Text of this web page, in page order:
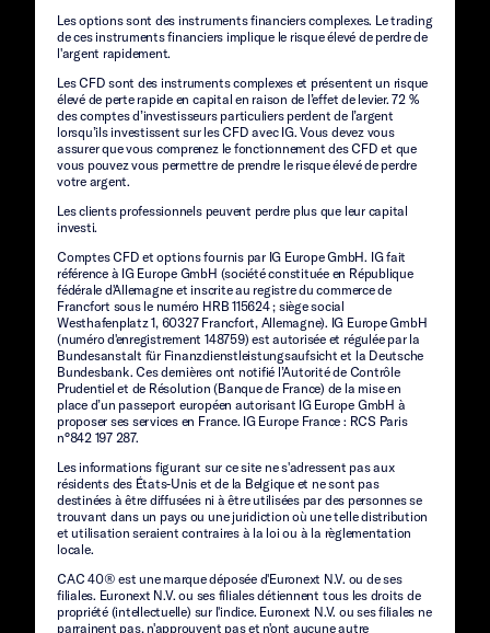
Les options sont des instruments financiers complexes. Le trading
de ces instruments financiers implique le risque élevé de perdre de
l'argent rapidement.
Les CFD sont des instruments complexes et présentent un risque
élevé de perte rapide en capital en raison de l’effet de levier. 72 %
des comptes d’investisseurs particuliers perdent de l’argent
lorsqu’ils investissent sur les CFD avec IG. Vous devez vous
assurer que vous comprenez le fonctionnement des CFD et que
vous pouvez vous permettre de prendre le risque élevé de perdre
votre argent.
Les clients professionnels peuvent perdre plus que leur capital
investi.
Comptes CFD et options fournis par IG Europe GmbH. IG fait
référence à IG Europe GmbH (société constituée en République
fédérale d'Allemagne et inscrite au registre du commerce de
Francfort sous le numéro HRB 115624 ; siège social
Westhafenplatz 1, 60327 Francfort, Allemagne). IG Europe GmbH
(numéro d'enregistrement 148759) est autorisée et régulée par la
Bundesanstalt für Finanzdienstleistungsaufsicht et la Deutsche
Bundesbank. Ces dernières ont notifié l’Autorité de Contrôle
Prudentiel et de Résolution (Banque de France) de la mise en
place d’un passeport européen autorisant IG Europe GmbH à
proposer ses services en France. IG Europe France : RCS Paris
n°842 197 287.
Les informations figurant sur ce site ne s'adressent pas aux
résidents des États-Unis et de la Belgique et ne sont pas
destinées à être diffusées ni à être utilisées par des personnes se
trouvant dans un pays ou une juridiction où une telle distribution
et utilisation seraient contraires à la loi ou à la règlementation
locale.
CAC 40® est une marque déposée d'Euronext N.V. ou de ses
filiales. Euronext N.V. ou ses filiales détiennent tous les droits de
propriété (intellectuelle) sur l'indice. Euronext N.V. ou ses filiales ne
parrainent pas, n'approuvent pas et n'ont aucune autre